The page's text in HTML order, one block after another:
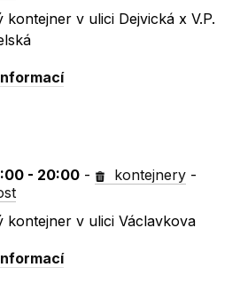
kontejner v ulici Dejvická x V.P.
- 20:00 - kontejnery -
kontejner v ulici Václavkova